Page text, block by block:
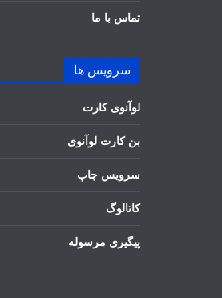
تماس با ما
سرویس ها
لوآنوی کارت
بن کارت لوآنوی
سرویس چاپ
کاتالوگ
پیگیری مرسوله